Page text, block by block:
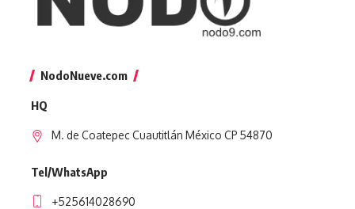
NodoNueve.com
HQ
M. de Coatepec Cuautitlán México CP 54870
Tel/WhatsApp
+525614028690